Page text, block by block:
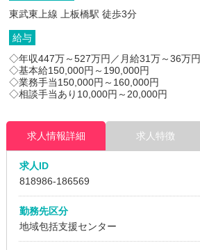
東武東上線 上板橋駅 徒歩3分
給与
◇年収447万～527万円／月給31万～36万円
◇基本給150,000円～190,000円
◇業務手当150,000円～160,000円
◇相談手当あり10,000円～20,000円
求人情報詳細 求人特徴
求人ID
818986-186569
勤務先区分
地域包括支援センター